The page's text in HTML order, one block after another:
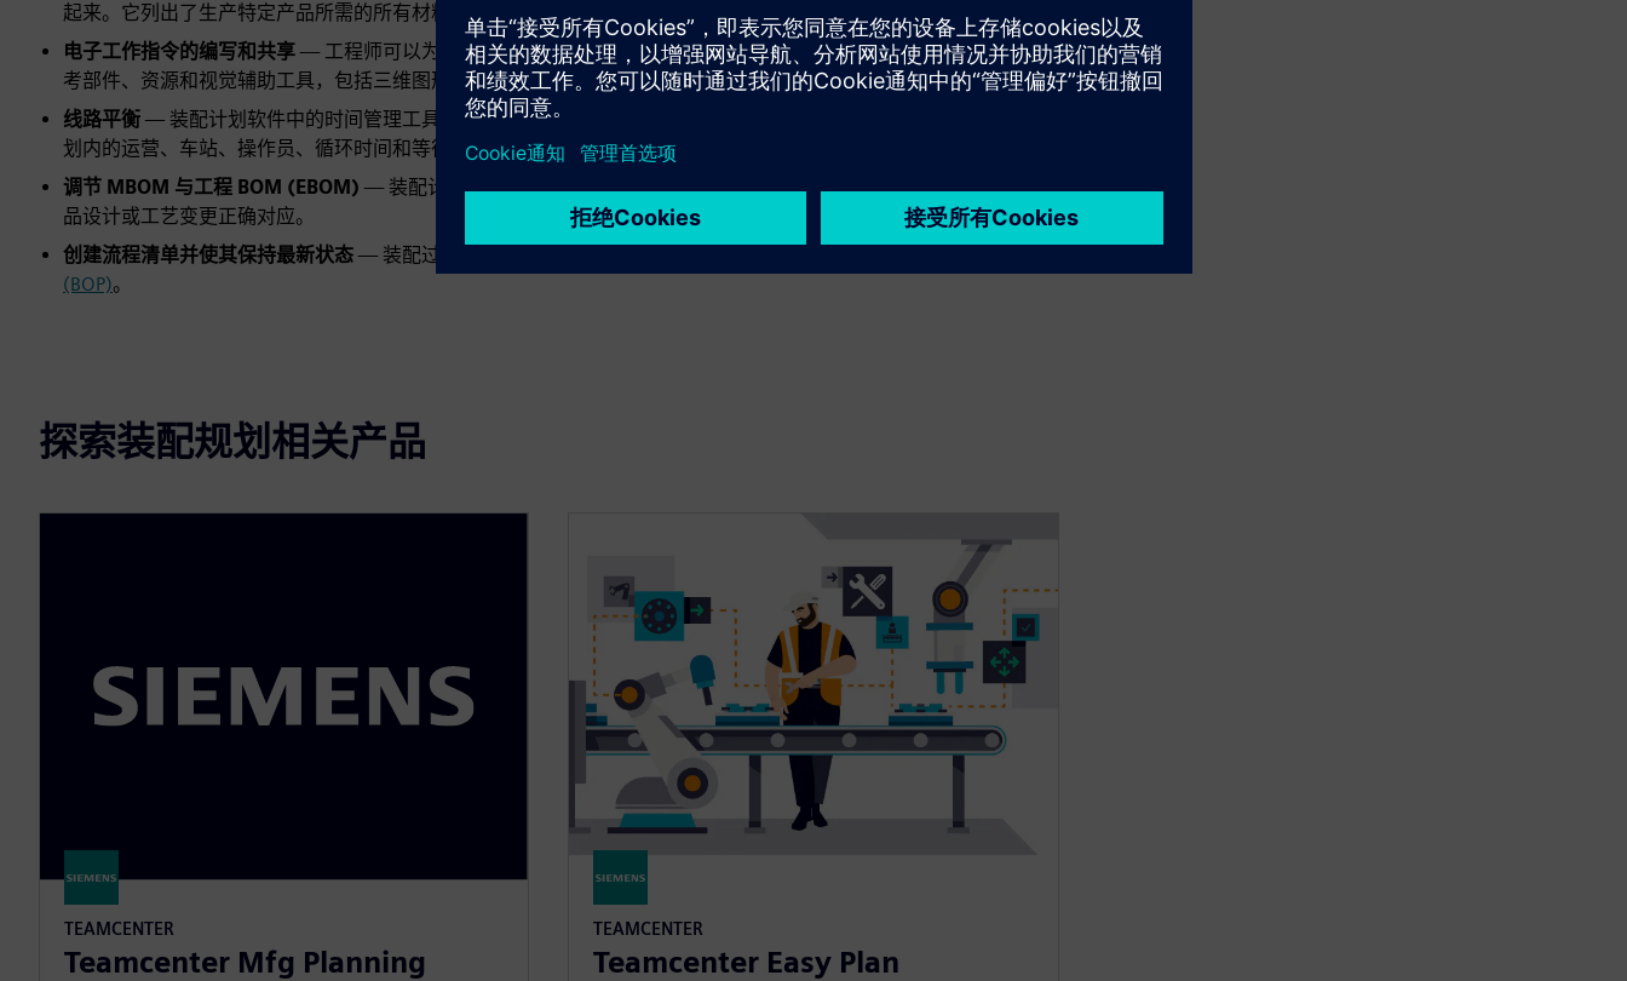
起来。它列出了生产特定产品所需的所有材料和零件，并告知车间要制造什么。
电子工作指令的编写和共享— 工程师可以为BOP下的操作编写电子工作指令。制造过程规划软件将文本说明链接到参
考部件、资源和视觉辅助工具，包括三维图形表示，为车间人员提供准确而清晰的指导。
线路平衡— 装配计划软件中的时间管理工具提供所有装配活动的可见性，并支持精益计划的实施。工具包括显示计
划内的运营、车站、操作员、循环时间和等待时间的汇总时间。
调节 MBOM 与工程 BOM (EBOM) — 装配计划软件中的物料清单责任检查工具可确保工程和制造物料清单与当前产
品设计或工艺变更正确对应。
创建流程清单并使其保持最新状态— 装配过程规划软件可帮助制造商在装配过程中创建流程和操作
(BOP)。
探索装配规划相关产品
TEAMCENTER
Teamcenter Mfg Planning
TEAMCENTER
Teamcenter Easy Plan